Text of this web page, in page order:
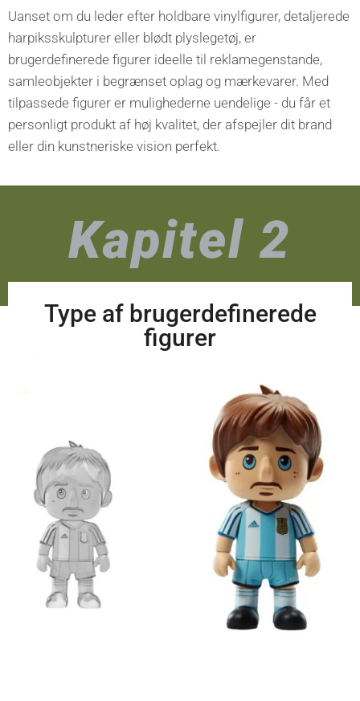
Uanset om du leder efter holdbare vinylfigurer, detaljerede
harpiksskulpturer eller blødt plyslegetøj, er
brugerdefinerede figurer ideelle til reklamegenstande,
samleobjekter i begrænset oplag og mærkevarer. Med
tilpassede figurer er mulighederne uendelige - du får et
personligt produkt af høj kvalitet, der afspejler dit brand
eller din kunstneriske vision perfekt.
Kapitel 2
Type af brugerdefinerede
figurer